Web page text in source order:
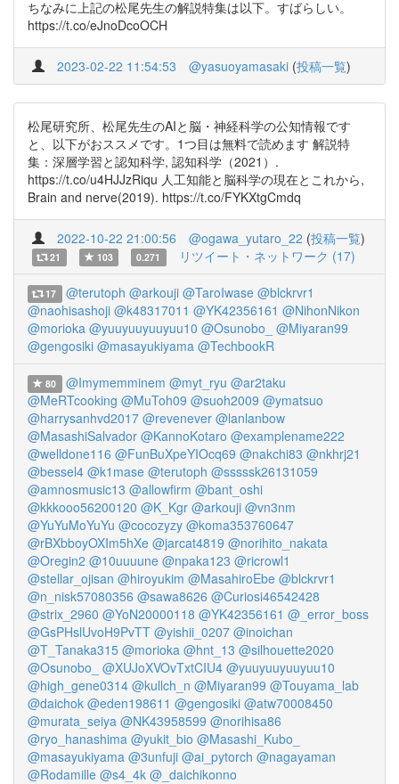
ちなみに上記の松尾先生の解説特集は以下。すばらしい。
https://t.co/eJnoDcoOCH
2023-02-22 11:54:53 @yasuoyamasaki (投稿一覧)
松尾研究所、松尾先生のAIと脳・神経科学の公知情報です
と、以下がおススメです。1つ目は無料で読めます 解説特
集：深層学習と認知科学, 認知科学（2021）.
https://t.co/u4HJJzRiqu 人工知能と脳科学の現在とこれから,
Brain and nerve(2019). https://t.co/FYKXtgCmdq
2022-10-22 21:00:56 @ogawa_yutaro_22 (投稿一覧)
21 103 0.271 リツイート・ネットワーク (17)
17 @terutoph @arkouji @TaroIwase @blckrvr1
@naohisashoji @k48317011 @YK42356161 @NihonNikon
@morioka @yuuyuuyuuyuu10 @Osunobo_
@Miyaran99
@gengosiki @masayukiyama @TechbookR
80 @Imymemminem @myt_ryu @ar2taku
@MeRTcooking @MuToh09 @suoh2009 @ymatsuo
@harrysanhvd2017 @revenever @lanlanbow
@MasashiSalvador @KannoKotaro @examplename222
@welldone116 @FunBuXpeYIOcq69 @nakchi83 @nkhrj21
@bessel4 @k1mase @terutoph @sssssk26131059
@amnosmusic13 @allowfirm @bant_oshi
@kkkooo56200120 @K_Kgr @arkouji @vn3nm
@YuYuMoYuYu @cocozyzy @koma353760647
@rBXbboyOXIm5hXe @jarcat4819 @norihito_nakata
@Oregin2 @10uuuune @npaka123 @ricrowl1
@stellar_ojisan @hiroyukim @MasahiroEbe @blckrvr1
@n_nisk57080356 @sawa8626 @Curiosi46542428
@strix_2960 @YoN20000118 @YK42356161 @_error_boss
@GsPHslUvoH9PvTT @yishii_0207 @inoichan
@T_Tanaka315 @morioka @hnt_13 @silhouette2020
@Osunobo_
@XUJoXVOvTxtCIU4 @yuuyuuyuuyuu10
@high_gene0314 @kullch_n @Miyaran99 @Touyama_lab
@daichok @eden198611 @gengosiki @atw70008450
@murata_seiya @NK43958599 @norihisa86
@ryo_hanashima @yukit_bio @Masashi_Kubo_
@masayukiyama @3unfuji @ai_pytorch @nagayaman
@Rodamille @s4_4k @_daichikonno